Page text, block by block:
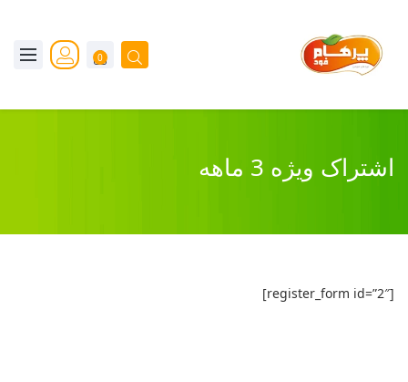
0
اشتراک ویژه 3 ماهه
[register_form id=”2″]